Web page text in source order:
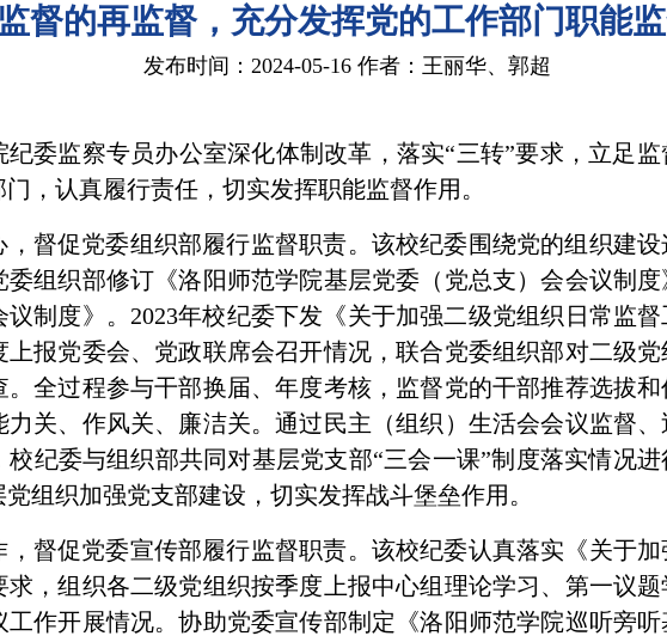
督的再监督，充分发挥党的工作部门职能
发布时间：2024-05-16 作者：王丽华、郭超
纪委监察专员办公室深化体制改革，落实“三转”要求，立足
，认真履行责任，切实发挥职能监督作用。
，督促党委组织部履行监督职责。该校纪委围绕党的组织建
委组织部修订《洛阳师范学院基层党委（党总支）会会议制
制度》。2023年校纪委下发《关于加强二级党组织日常监
报党委会、党政联席会召开情况，联合党委组织部对二级党
。全过程参与干部换届、年度考核，监督党的干部推荐选拔
力关、作风关、廉洁关。通过民主（组织）生活会会议监督
纪委与组织部共同对基层党支部“三会一课”制度落实情况
组织加强党支部建设，切实发挥战斗堡垒作用。
，督促党委宣传部履行监督职责。该校纪委认真落实《关于
求，组织各二级党组织按季度上报中心组理论学习、第一议
作开展情况。协助党委宣传部制定《洛阳师范学院巡听旁听